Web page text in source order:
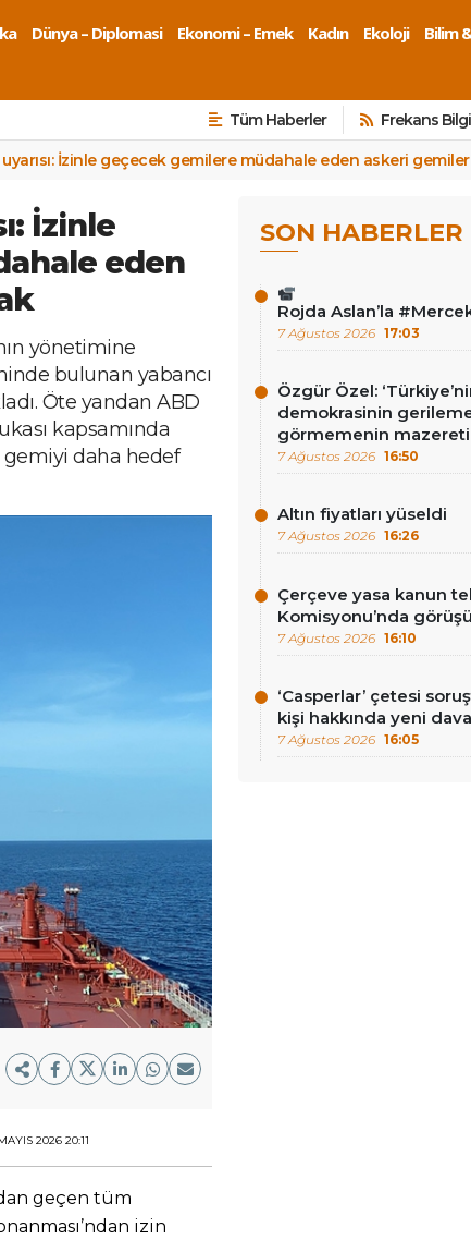
Dünya – Diplomasi Ekonomi – Emek Kadın Ekoloji
Bilim
Tüm Haberler Frekans
uyarısı: İzinle geçecek gemilere müdahale eden askeri
İzinle
eden
yönetimine
bulunan yabancı
Öte yandan ABD
kapsamında
gemiyi daha hedef
2026 20:11
geçen tüm
izin
SON HABERLER
Rojda Aslan’la
7 Ağustos 2026 17:03
Özgür Özel:
demokrasinin
görmemenin mazereti
7 Ağustos 2026 16:50
Altın fiyatları yüseldi
7 Ağustos 2026 16:26
Çerçeve yasa kanun
Komisyonu’nda
7 Ağustos 2026 16:10
‘Casperlar’ çetesi
kişi hakkında yeni dava
7 Ağustos 2026 16:05